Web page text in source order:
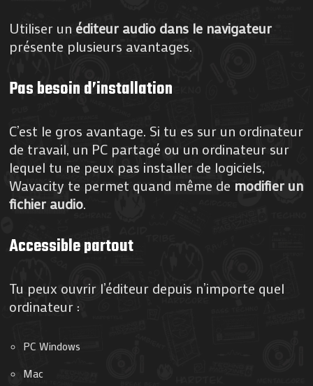
Utiliser un éditeur audio dans le navigateur
présente plusieurs avantages.
Pas besoin d’installation
C’est le gros avantage. Si tu es sur un ordinateur
de travail, un PC partagé ou un ordinateur sur
lequel tu ne peux pas installer de logiciels,
Wavacity te permet quand même de modifier un
fichier audio.
Accessible partout
Tu peux ouvrir l’éditeur depuis n’importe quel
ordinateur :
PC Windows
Mac